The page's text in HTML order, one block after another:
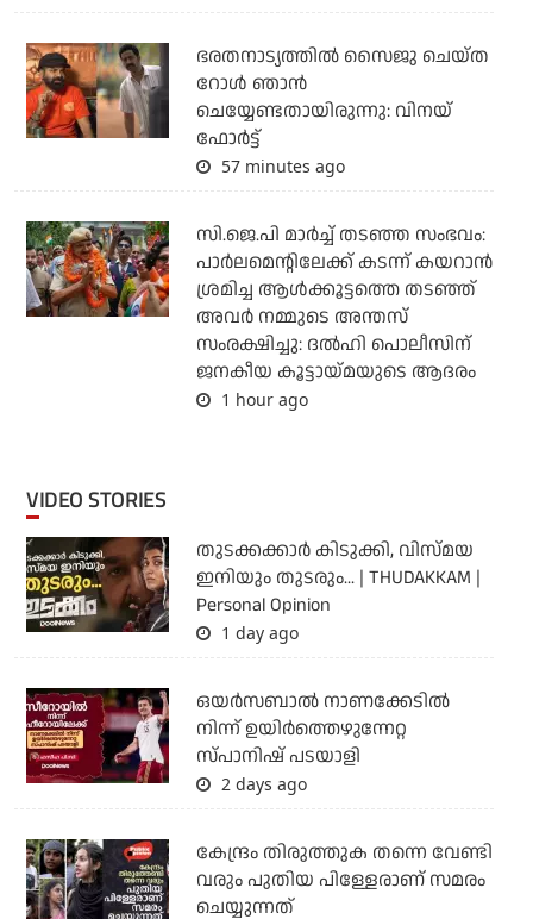
ഭരതനാട്യത്തിൽ സൈജു ചെയ്ത
റോൾ ഞാൻ
ചെയ്യേണ്ടതായിരുന്നു: വിനയ്
ഫോർട്ട്
57 minutes ago
സി.ജെ.പി മാര്‍ച്ച് തടഞ്ഞ സംഭവം:
പാര്‍ലമെന്റിലേക്ക് കടന്ന് കയറാന്‍
ശ്രമിച്ച ആള്‍ക്കൂട്ടത്തെ തടഞ്ഞ്
അവര്‍ നമ്മുടെ അന്തസ്
സംരക്ഷിച്ചു: ദല്‍ഹി പൊലീസിന്
ജനകീയ കൂട്ടായ്മയുടെ ആദരം
1 hour ago
VIDEO STORIES
തുടക്കക്കാര്‍ കിടുക്കി, വിസ്മയ
ഇനിയും തുടരും... | THUDAKKAM |
Personal Opinion
1 day ago
ഒയര്‍സബാൽ നാണക്കേടിൽ
നിന്ന് ഉയിർത്തെഴുന്നേറ്റ
സ്പാനിഷ് പടയാളി
2 days ago
കേന്ദ്രം തിരുത്തുക തന്നെ വേണ്ടി
വരും പുതിയ പിള്ളേരാണ് സമരം
ചെയ്യുന്നത്